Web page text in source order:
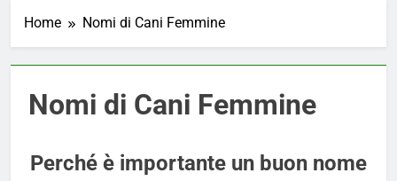
Home Nomi di Cani Femmine
Nomi di Cani Femmine
Perché è importante un buon nome